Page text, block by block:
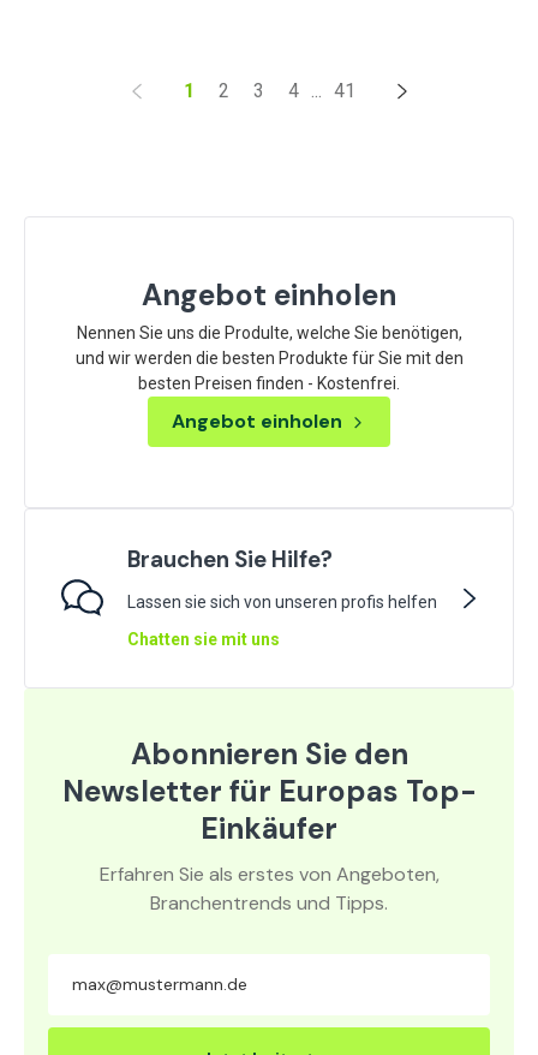
1 2 3 4 41
Angebot einholen
Nennen Sie uns die Produlte, welche Sie benötigen,
und wir werden die besten Produkte für Sie mit den
besten Preisen finden - Kostenfrei.
Angebot einholen
Brauchen Sie Hilfe?
Lassen sie sich von unseren profis helfen
Chatten sie mit uns
Abonnieren Sie den
Newsletter für Europas Top-
Einkäufer
Erfahren Sie als erstes von Angeboten,
Branchentrends und Tipps.